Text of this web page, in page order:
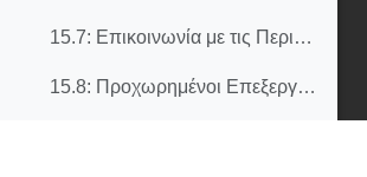
15.7: Επικοινωνία με τις Περιφερειακές Συσκευές
15.8: Προχωρημένοι Επεξεργαστές